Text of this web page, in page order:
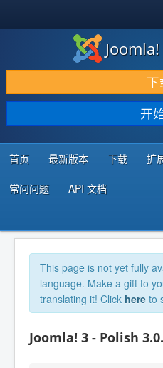
下载 & 扩展
发现 & 学习
社区 & 支持
开发者资源
下
开
首页 最新版本 下载 扩
常问问题 API 文档
This page is not yet fully
language. Make a gift to
translating it! Click here to
Joomla! 3 - Polish